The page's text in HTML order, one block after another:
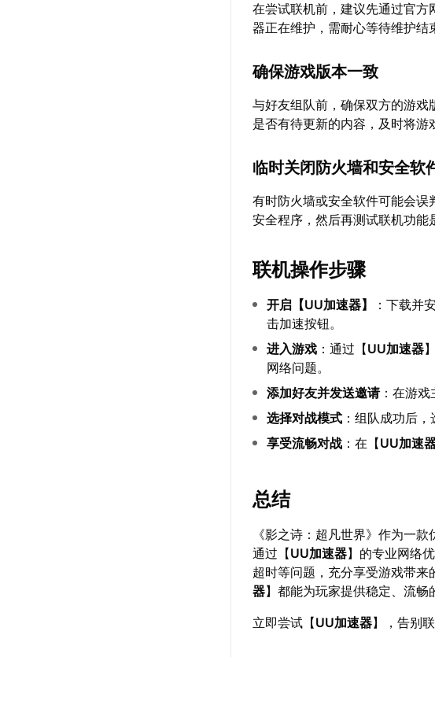
在尝试联机前，建议先通过官
器正在维护，需耐心等待维护结
确保游戏版本一致
与好友组队前，确保双方的游戏
是否有待更新的内容，及时将游
临时关闭防火墙和安全软
有时防火墙或安全软件可能会
安全程序，然后再测试联机功能
联机操作步骤
开启【UU加速器】 ：下载并
击加速按钮。
进入游戏 ：通过【UU加速器
网络问题。
添加好友并发送邀请：在游戏
选择对战模式 ：组队成功后
享受流畅对战 ：在【UU加速
总结
《影之诗：超凡世界》作为一
通过【UU加速器】的专业网络
超时等问题，充分享受游戏带
器】都能为玩家提供稳定、流畅
立即尝试【UU加速器】，告别